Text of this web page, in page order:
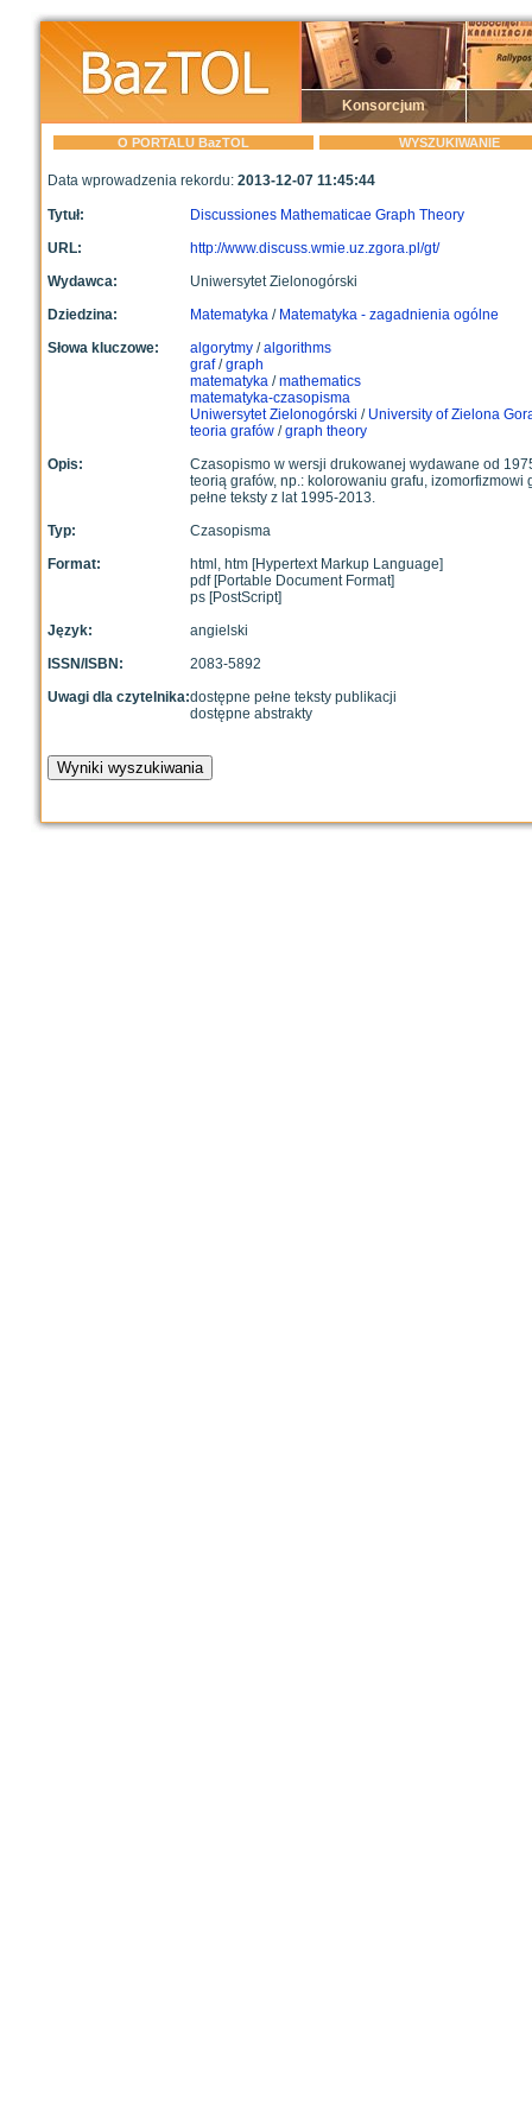
Konsorcjum
O PORTALU BazTOL WYSZUKIWANIE
Data wprowadzenia rekordu: 2013-12-07 11:45:44
Tytuł:
Discussiones Mathematicae Graph Theory
URL:
http://www.discuss.wmie.uz.zgora.pl/gt/
Wydawca:
Uniwersytet Zielonogórski
Dziedzina:
Matematyka/ Matematyka - zagadnienia ogólne
Słowa kluczowe:
algorytmy/algorithms
graf/graph
matematyka/mathematics
matematyka-czasopisma
Uniwersytet Zielonogórski / University of Zielona
teoria grafów/graph theory
Opis:
Czasopismo w wersji drukowanej wydawane od
teorią grafów, np.: kolorowaniu grafu,
pełne teksty z lat 1995-2013.
Typ:
Czasopisma
Format:
html, htm [Hypertext Markup Language]
pdf [Portable Document Format]
ps [PostScript]
Język:
angielski
ISSN/ISBN:
2083-5892
Uwagi dla czytelnika:dostępne pełne teksty publikacji
dostępne abstrakty